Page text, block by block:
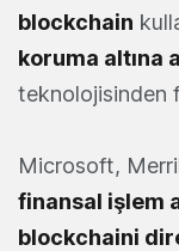
blockchain
koruma altına
teknolojisinden
Microsoft,
finansal işlem
blockchaini